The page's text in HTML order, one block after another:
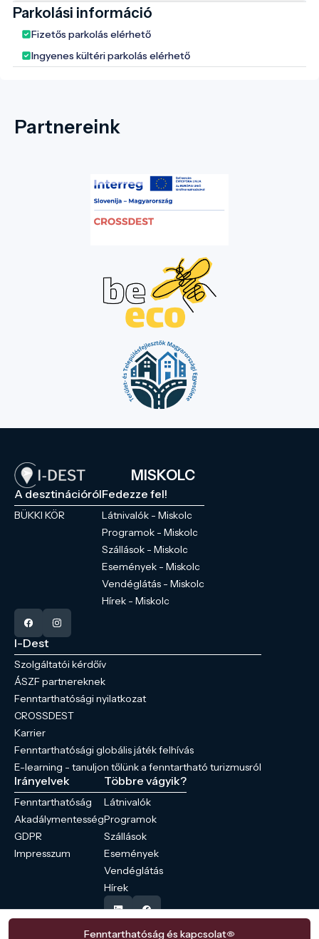
Parkolási információ
Fizetős parkolás elérhető
Ingyenes kültéri parkolás elérhető
Fenntarthatóság és kapcsolat
Partnereink
MISKOLC
A desztinációról
BÜKKI KÖR
Fedezze fel!
Látnivalók - Miskolc
Programok - Miskolc
Szállások - Miskolc
Események - Miskolc
Vendéglátás - Miskolc
Hírek - Miskolc
I-Dest
Szolgáltatói kérdőív
ÁSZF partnereknek
Fenntarthatósági nyilatkozat
CROSSDEST
Karrier
Fenntarthatósági globális játék felhívás
E-learning - tanuljon tőlünk a fenntartható turizmusról
Irányelvek
Fenntarthatóság
Akadálymentesség
GDPR
Impresszum
Többre vágyik?
Látnivalók
Programok
Szállások
Események
Vendéglátás
Hírek